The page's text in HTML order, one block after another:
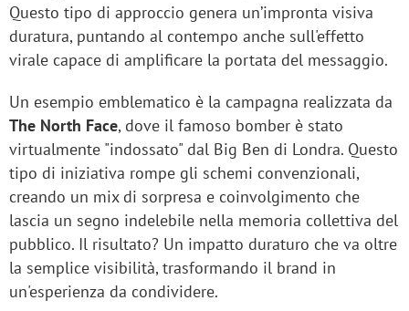
Questo tipo di approccio genera un’impronta visiva
duratura, puntando al contempo anche sull'effetto
virale capace di amplificare la portata del messaggio.
Un esempio emblematico è la campagna realizzata da
The North Face, dove il famoso bomber è stato
virtualmente "indossato" dal Big Ben di Londra. Questo
tipo di iniziativa rompe gli schemi convenzionali,
creando un mix di sorpresa e coinvolgimento che
lascia un segno indelebile nella memoria collettiva del
pubblico. Il risultato? Un impatto duraturo che va oltre
la semplice visibilità, trasformando il brand in
un'esperienza da condividere.